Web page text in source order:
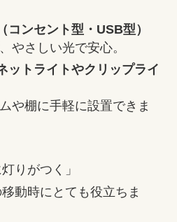
コンセント型・USB型）
さしい光で安心。
ットライトやクリップライ
棚に手軽に設置できま
りがつく」
動時にとても役立ちま